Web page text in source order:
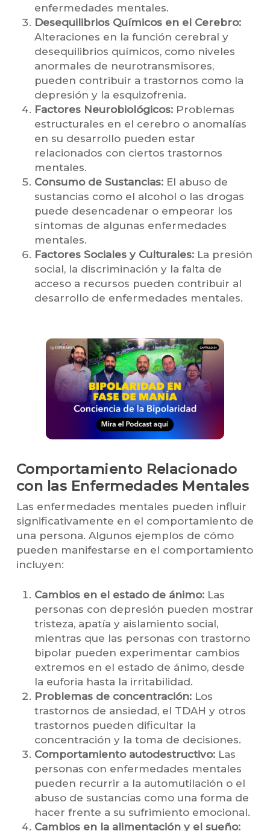
enfermedades mentales.
Desequilibrios Químicos en el Cerebro:
Alteraciones en la función cerebral y
desequilibrios químicos, como niveles
anormales de neurotransmisores,
pueden contribuir a trastornos como la
depresión y la esquizofrenia.
Factores Neurobiológicos:Problemas
estructurales en el cerebro o anomalías
en su desarrollo pueden estar
relacionados con ciertos trastornos
mentales.
Consumo de Sustancias:El abuso de
sustancias como el alcohol o las drogas
puede desencadenar o empeorar los
síntomas de algunas enfermedades
mentales.
Factores Sociales y Culturales:La presión
social, la discriminación y la falta de
acceso a recursos pueden contribuir al
desarrollo de enfermedades mentales.
Comportamiento Relacionado
con las Enfermedades Mentales
Las enfermedades mentales pueden influir
significativamente en el comportamiento de
una persona. Algunos ejemplos de cómo
pueden manifestarse en el comportamiento
incluyen:
Cambios en el estado de ánimo:Las
personas con depresión pueden mostrar
tristeza, apatía y aislamiento social,
mientras que las personas con trastorno
bipolar pueden experimentar cambios
extremos en el estado de ánimo, desde
la euforia hasta la irritabilidad.
Problemas de concentración:Los
trastornos de ansiedad, el TDAH y otros
trastornos pueden dificultar la
concentración y la toma de decisiones.
Comportamiento autodestructivo:Las
personas con enfermedades mentales
pueden recurrir a la automutilación o el
abuso de sustancias como una forma de
hacer frente a su sufrimiento emocional.
Cambios en la alimentación y el sueño: